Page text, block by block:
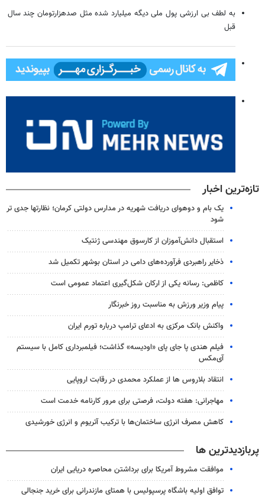
به لطف بی ارزشی پول ملی دیگه میلیارد شده مثل صدهزارتومان چند سال
قبل
تازه‌ترین اخبار
یک بام و دوهوای دریافت شهریه در مدارس دولتی کرمان؛ نظارتها جدی تر
شود
استقبال دانش‌آموزان از کارسوق مهندسی ژنتیک
ذخایر راهبردی فرآورده‌های دامی در استان بوشهر تکمیل شد
کاظمی: رسانه یکی از ارکان شکل‌گیری اعتماد عمومی است
پیام وزیر ورزش به مناسبت روز خبرنگار
واکنش بانک مرکزی به ادعای ترامپ درباره تورم ایران
فیلم هندی پا جای پای «اودیسه» گذاشت؛ فیلمبرداری کامل با سیستم
آی‌مکس
انتقاد بلاروس ها از عملکرد محمدی در رقابت اروپایی
مهاجرانی: هفته دولت، فرصتی برای مرور کارنامه خدمت است
کاهش مصرف انرژی ساختمان‌ها با ترکیب آتریوم و انرژی خورشیدی
پربازدیدترین ها
موافقت مشروط آمریکا برای برداشتن محاصره دریایی ایران
توافق اولیه باشگاه پرسپولیس با همتای مازندرانی برای خرید جنجالی